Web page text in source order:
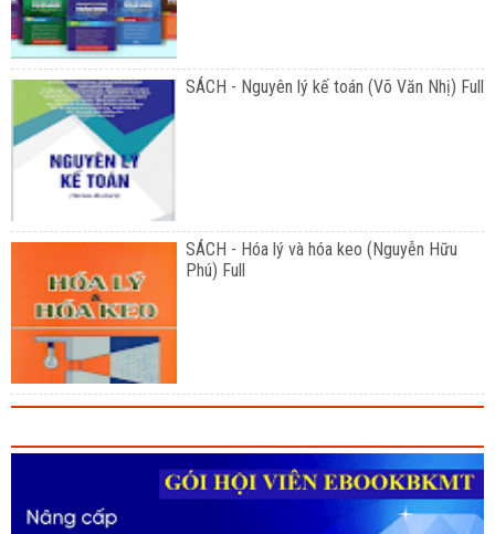
SÁCH - Nguyên lý kế toán (Võ Văn Nhị) Full
SÁCH - Hóa lý và hóa keo (Nguyễn Hữu
Phú) Full